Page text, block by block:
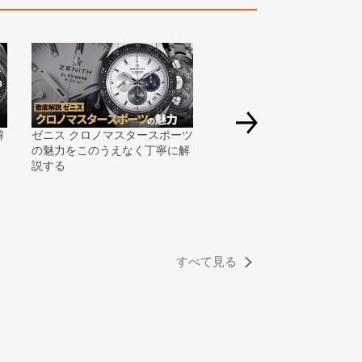
為、サイトでのご注文と店頭処理との時間差で在庫
場合にも、事前に在庫の確認をお電話かメールにて
いたします。
、外装および内部機械に代替部品を使用している場
ております。
のでご了承くださいませ。
ゼニス クロノマスタースポーツ
の魅力をこのうえなく丁寧に解
説する
すべて見る